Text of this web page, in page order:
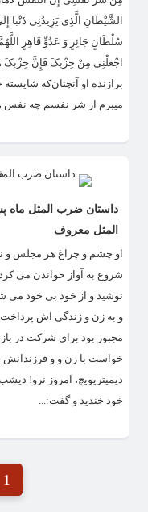
الشَّیْطَانِ الَّذِی یَزِیدُنِی ذَنْبا
سُلْطَانٍ جَائِرٍ وَ عَدُوٍّ قَاهِرٍ
اجْعَلْنِی مِنْ حِزْبِکَ فَإِنَّ
برازنده او آنچنان‌که
میبرم از شر نفسم چه نفس
داستان ضرب المثل ماه
المثل معروف
او چشم و چراغ هر مجلس و
شروع به آواز خواندن می
نوشید و از خود بی خود می
و به زن و زندگی اش
مجبور بود برای شرکت در
خواست با زن و و فرزندانش
دیمیتریویچ، امروز نرو!
خود خندید و گفت:...
1